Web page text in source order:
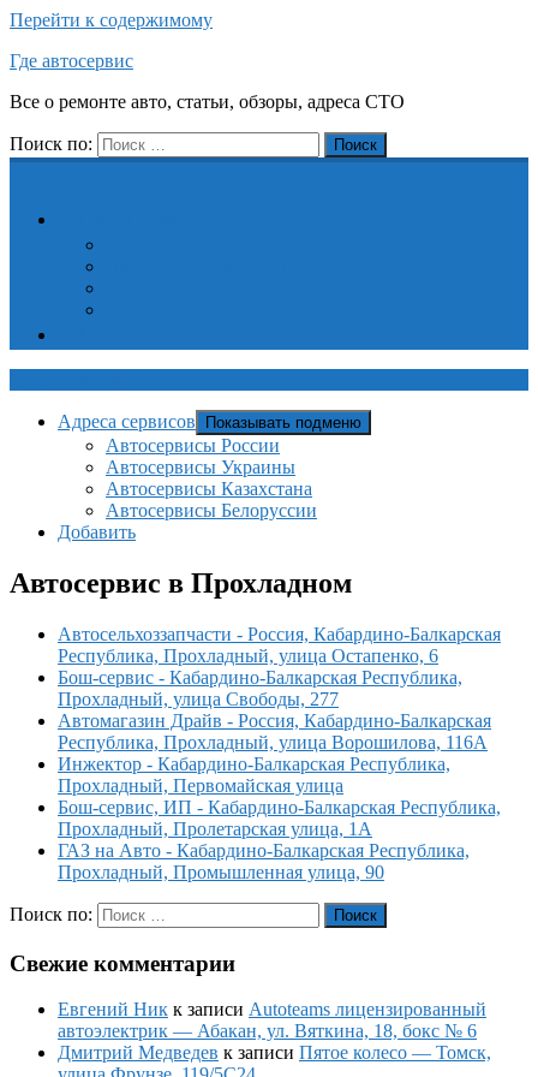
Перейти к содержимому
Где автосервис
Все о ремонте авто, статьи, обзоры, адреса СТО
Поиск по: Поиск
Адреса сервисов Показывать подменю
Автосервисы России
Автосервисы Украины
Автосервисы Казахстана
Автосервисы Белоруссии
Добавить
Автосервис в Прохладном
Автосельхоззапчасти - Россия, Кабардино-Балкарская
Республика, Прохладный, улица Остапенко, 6
Бош-сервис - Кабардино-Балкарская Республика,
Прохладный, улица Свободы, 277
Автомагазин Драйв - Россия, Кабардино-Балкарская
Республика, Прохладный, улица Ворошилова, 116А
Инжектор - Кабардино-Балкарская Республика,
Прохладный, Первомайская улица
Бош-сервис, ИП - Кабардино-Балкарская Республика,
Прохладный, Пролетарская улица, 1А
ГАЗ на Авто - Кабардино-Балкарская Республика,
Прохладный, Промышленная улица, 90
Поиск по: Поиск
Свежие комментарии
Евгений Ник к записи Autoteams лицензированный
автоэлектрик — Абакан, ул. Вяткина, 18, бокс № 6
Дмитрий Медведев к записи Пятое колесо — Томск,